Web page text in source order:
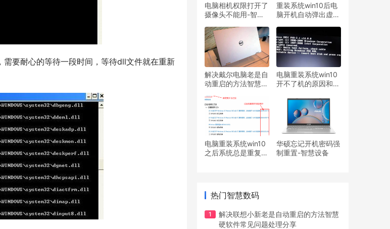
电脑相机权限打开了
摄像头不能用-智慧
重装系统win10后电
脑开机自动弹出虚拟
软件常见问题处理分
享
解决戴尔电脑老是自
动重启的方法智慧硬
享
电脑重装系统win10
开不了机的原因和解
见问题处理分享
电脑重装系统win10
之后系统总是重复安
华硕忘记开机密码强
制重置-智慧设备
热门智慧数码
解决联想小新老是自动重启的方法智慧
硬软件常见问题处理分享